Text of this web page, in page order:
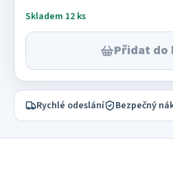
Skladem 12 ks
Přidat do
Rychlé odeslání Bezpečný